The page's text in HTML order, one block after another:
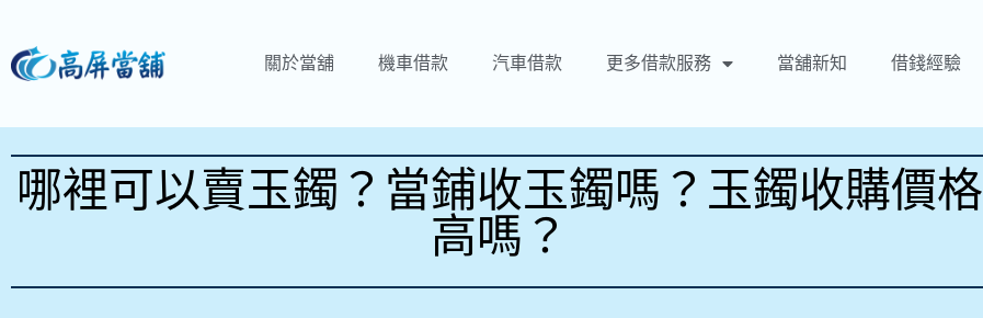
關於當舖 機車借款 汽車借款 更多借款服務 當舖新知 借錢經驗
哪裡可以賣玉鐲？當鋪收玉鐲嗎？玉鐲收購價格
高嗎？